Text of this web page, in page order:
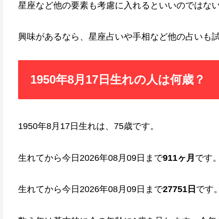
星座など他の要素も考慮に入れるといいのではな
興味があるなら、星座占いや手相など他の占いも
1950年8月17日生れの人は何歳？
1950年8月17日生れは、75歳です。
生れてから今日2026年08月09日まで911ヶ月 です
生れてから今日2026年08月09日まで27751日 です